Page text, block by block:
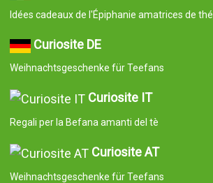
Idées cadeaux de l'Épiphanie amatrices de thé
Curiosite DE
Weihnachtsgeschenke für Teefans
Curiosite IT
Regali per la Befana amanti del tè
Curiosite AT
Weihnachtsgeschenke für Teefans